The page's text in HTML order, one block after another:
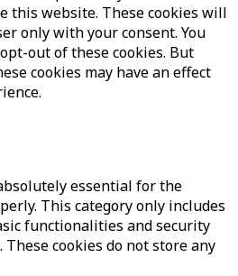
this website. These cookies will
only with your consent. You
out of these cookies. But
cookies may have an effect
essential for the
This category only includes
functionalities and security
cookies do not store any